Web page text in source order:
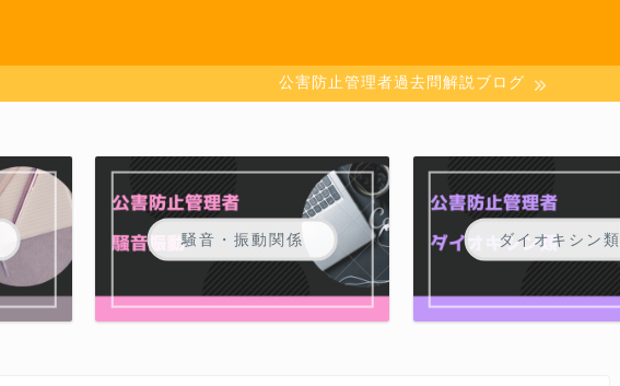
公害防止管理者過去問解説ブログ
騒音・振動関係 ダイオキシン類